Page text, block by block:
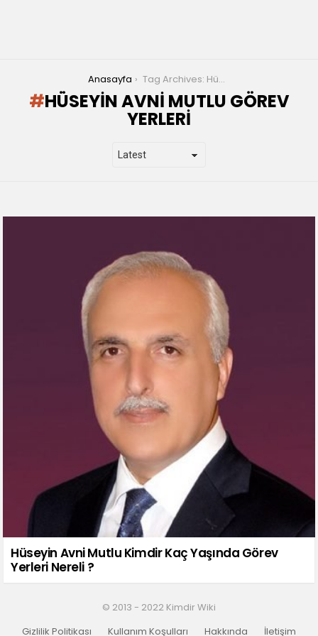
Anasayfa Tag Archives: Hüseyin Avni Mutlu Görev Yerleri
HÜSEYIN AVNI MUTLU GÖREV
YERLERI
Hüseyin Avni Mutlu Kimdir Kaç Yaşında Görev
Yerleri Nereli ?
© 2013 - 2022 Kimdir Wiki
Gizlilik Politikası
Kullanım Koşulları Hakkında İletişim